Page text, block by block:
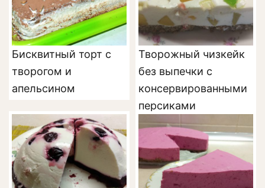
Бисквитный торт с
творогом и
апельсином
Творожный чизкейк
без выпечки с
консервированными
персиками